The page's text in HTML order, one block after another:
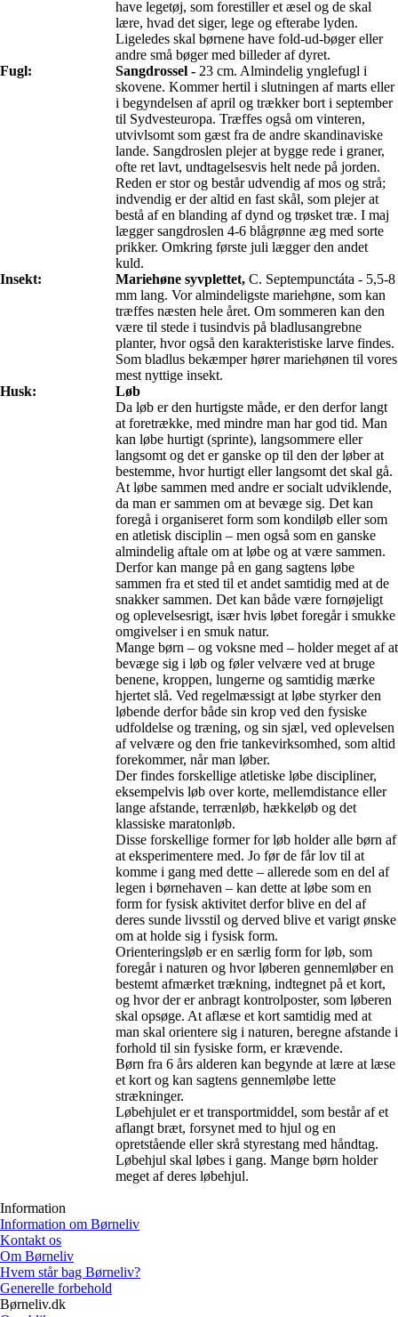
have legetøj, som forestiller et æsel og de skal
lære, hvad det siger, lege og efterabe lyden.
Ligeledes skal børnene have fold-ud-bøger eller
andre små bøger med billeder af dyret.
Fugl:
Sangdrossel - 23 cm. Almindelig ynglefugl i
skovene. Kommer hertil i slutningen af marts eller
i begyndelsen af april og trækker bort i september
til Sydvesteuropa. Træffes også om vinteren,
utvivlsomt som gæst fra de andre skandinaviske
lande. Sangdroslen plejer at bygge rede i graner,
ofte ret lavt, undtagelsesvis helt nede på jorden.
Reden er stor og består udvendig af mos og strå;
indvendig er der altid en fast skål, som plejer at
bestå af en blanding af dynd og trøsket træ. I maj
lægger sangdroslen 4-6 blågrønne æg med sorte
prikker. Omkring første juli lægger den andet
kuld.
Insekt:
Mariehøne syvplettet, C. Septempunctáta - 5,5-8
mm lang. Vor almindeligste mariehøne, som kan
træffes næsten hele året. Om sommeren kan den
være til stede i tusindvis på bladlusangrebne
planter, hvor også den karakteristiske larve findes.
Som bladlus bekæmper hører mariehønen til vores
mest nyttige insekt.
Husk:
Løb
Da løb er den hurtigste måde, er den derfor langt
at foretrække, med mindre man har god tid. Man
kan løbe hurtigt (sprinte), langsommere eller
langsomt og det er ganske op til den der løber at
bestemme, hvor hurtigt eller langsomt det skal gå.
At løbe sammen med andre er socialt udviklende,
da man er sammen om at bevæge sig. Det kan
foregå i organiseret form som kondiløb eller som
en atletisk disciplin – men også som en ganske
almindelig aftale om at løbe og at være sammen.
Derfor kan mange på en gang sagtens løbe
sammen fra et sted til et andet samtidig med at de
snakker sammen. Det kan både være fornøjeligt
og oplevelsesrigt, især hvis løbet foregår i smukke
omgivelser i en smuk natur.
Mange børn – og voksne med – holder meget af at
bevæge sig i løb og føler velvære ved at bruge
benene, kroppen, lungerne og samtidig mærke
hjertet slå. Ved regelmæssigt at løbe styrker den
løbende derfor både sin krop ved den fysiske
udfoldelse og træning, og sin sjæl, ved oplevelsen
af velvære og den frie tankevirksomhed, som altid
forekommer, når man løber.
Der findes forskellige atletiske løbe discipliner,
eksempelvis løb over korte, mellemdistance eller
lange afstande, terrænløb, hækkeløb og det
klassiske maratonløb.
Disse forskellige former for løb holder alle børn af
at eksperimentere med. Jo før de får lov til at
komme i gang med dette – allerede som en del af
legen i børnehaven – kan dette at løbe som en
form for fysisk aktivitet derfor blive en del af
deres sunde livsstil og derved blive et varigt ønske
om at holde sig i fysisk form.
Orienteringsløb er en særlig form for løb, som
foregår i naturen og hvor løberen gennemløber en
bestemt afmærket trækning, indtegnet på et kort,
og hvor der er anbragt kontrolposter, som løberen
skal opsøge. At aflæse et kort samtidig med at
man skal orientere sig i naturen, beregne afstande i
forhold til sin fysiske form, er krævende.
Børn fra 6 års alderen kan begynde at lære at læse
et kort og kan sagtens gennemløbe lette
strækninger.
Løbehjulet er et transportmiddel, som består af et
aflangt bræt, forsynet med to hjul og en
opretstående eller skrå styrestang med håndtag.
Løbehjul skal løbes i gang. Mange børn holder
meget af deres løbehjul.
Information
Information om Børneliv
Kontakt os
Om Børneliv
Hvem står bag Børneliv?
Generelle forbehold
Børneliv.dk